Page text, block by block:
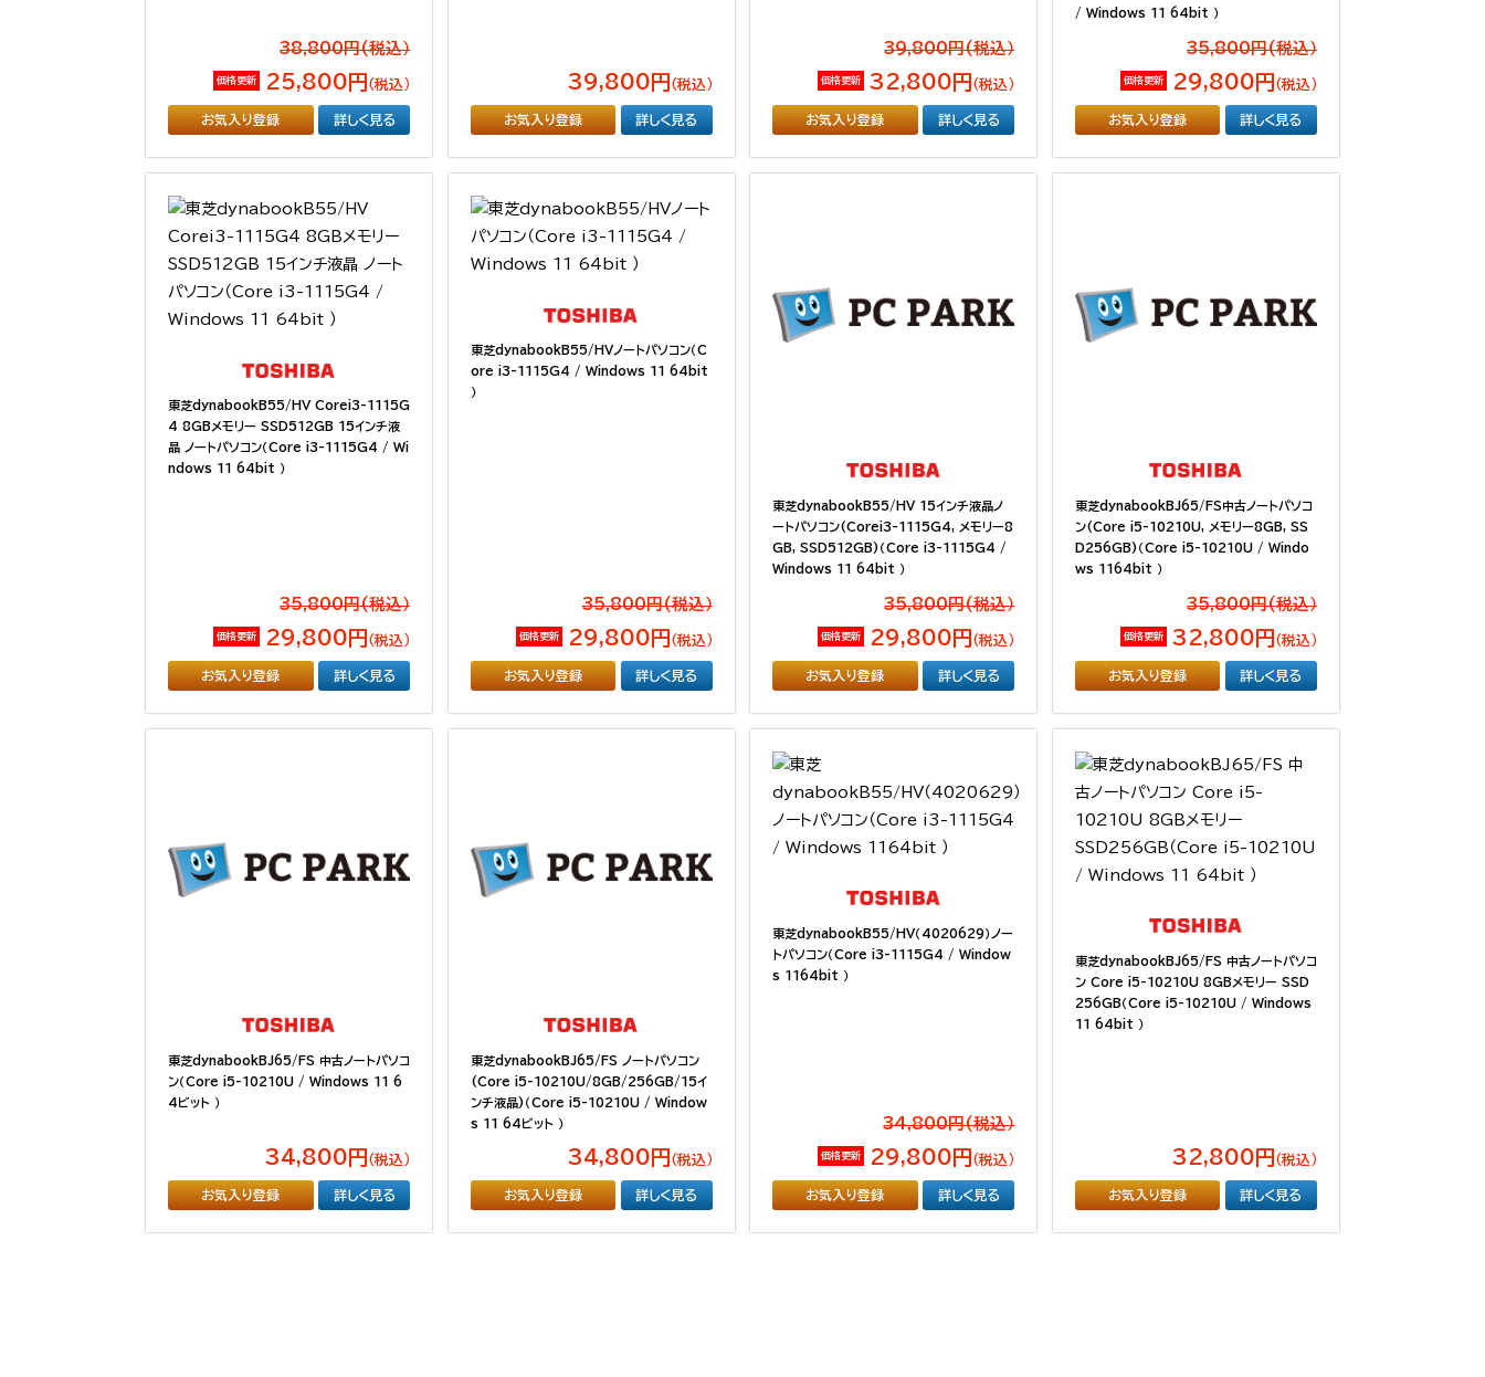
38,800円(税込）
価格更新 25,800円 （税込）
お気入り登録 詳しく見る
39,800円 （税込）
お気入り登録 詳しく見る
39,800円(税込）
価格更新 32,800円 （税込）
お気入り登録 詳しく見る
/ Windows 11 64bit ）
35,800円(税込）
価格更新 29,800円 （税込）
お気入り登録 詳しく見る
東芝dynabookB55/HV Corei3-1115G
4 8GBメモリー SSD512GB 15インチ液
晶 ノートパソコン（Core i3-1115G4 / Wi
ndows 11 64bit ）
35,800円(税込）
価格更新 29,800円 （税込）
お気入り登録 詳しく見る
東芝dynabookB55/HVノートパソコン（C
ore i3-1115G4 / Windows 11 64bit
）
35,800円(税込）
価格更新 29,800円 （税込）
お気入り登録 詳しく見る
東芝dynabookB55/HV 15インチ液晶ノ
ートパソコン(Corei3-1115G4, メモリー8
GB, SSD512GB)（Core i3-1115G4 /
Windows 11 64bit ）
35,800円(税込）
価格更新 29,800円 （税込）
お気入り登録 詳しく見る
東芝dynabookBJ65/FS中古ノートパソコ
ン(Core i5-10210U, メモリー8GB, SS
D256GB)（Core i5-10210U / Windo
ws 1164bit ）
35,800円(税込）
価格更新 32,800円 （税込）
お気入り登録 詳しく見る
東芝dynabookBJ65/FS 中古ノートパソコ
ン（Core i5-10210U / Windows 11 6
4ビット ）
34,800円 （税込）
お気入り登録 詳しく見る
東芝dynabookBJ65/FS ノートパソコン
(Core i5-10210U/8GB/256GB/15イ
ンチ液晶)（Core i5-10210U / Window
s 11 64ビット ）
34,800円 （税込）
お気入り登録 詳しく見る
東芝dynabookB55/HV（4020629）ノー
トパソコン（Core i3-1115G4 / Window
s 1164bit ）
34,800円(税込）
価格更新 29,800円 （税込）
お気入り登録 詳しく見る
東芝dynabookBJ65/FS 中古ノートパソコ
ン Core i5-10210U 8GBメモリー SSD
256GB（Core i5-10210U / Windows
11 64bit ）
32,800円 （税込）
お気入り登録 詳しく見る